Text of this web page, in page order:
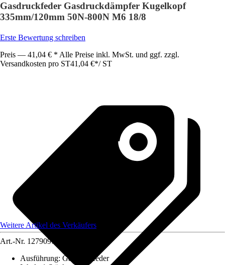
Gasdruckfeder Gasdruckdämpfer Kugelkopf
335mm/120mm 50N-800N M6 18/8
Erste Bewertung schreiben
Preis — 41,04 € * Alle Preise inkl. MwSt. und ggf. zzgl.
Versandkosten pro ST41,04 €*/ ST
Weitere Artikel des Verkäufers
Art.-Nr. 12790978
Ausführung: Gasdruckfeder